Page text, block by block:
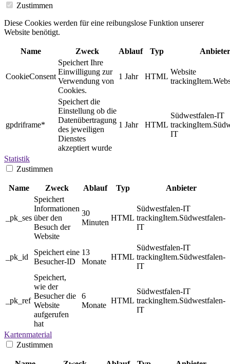
Zustimmen
Diese Cookies werden für eine reibungslose Funktion unserer
Website benötigt.
Name Zweck Ablauf Typ Anbieter
CookieConsent
Speichert Ihre
Einwilligung zur
Verwendung von
Cookies.
1 Jahr HTML
Website
gpdriframe*
Speichert die
Einstellung ob die
Datenübertragung
des jeweiligen
Dienstes
akzeptiert wurde
1 Jahr HTML
Südwestfalen-IT
IT
Statistik
Zustimmen
Name Zweck Ablauf Typ Anbieter
_pk_ses
Speichert
Informationen
über den
Besuch der
Website
30
Minuten
HTML
Südwestfalen-IT
trackingItem.Südwestfalen-
IT
_pk_id
Speichert eine
Besucher-ID
13
Monate
HTML
Südwestfalen-IT
trackingItem.Südwestfalen-
IT
_pk_ref
Speichert,
wie der
Besucher die
Website
aufgerufen
hat
6
Monate
HTML
Südwestfalen-IT
trackingItem.Südwestfalen-
IT
Kartenmaterial
Zustimmen